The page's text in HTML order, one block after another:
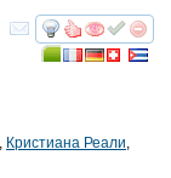
смотреть
Кристиана Реали